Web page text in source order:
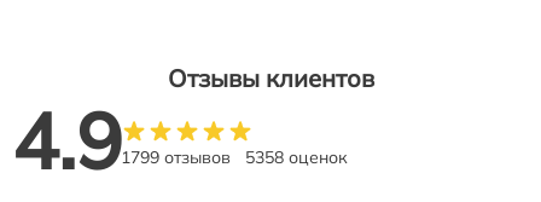
Отзывы клиентов
4.91799 отзывов 5358 оценок